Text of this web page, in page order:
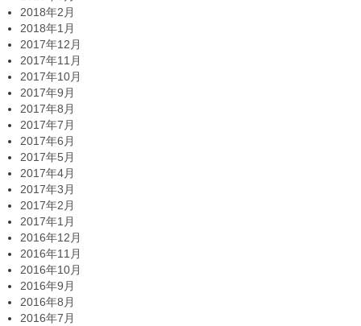
2018年2月
2018年1月
2017年12月
2017年11月
2017年10月
2017年9月
2017年8月
2017年7月
2017年6月
2017年5月
2017年4月
2017年3月
2017年2月
2017年1月
2016年12月
2016年11月
2016年10月
2016年9月
2016年8月
2016年7月